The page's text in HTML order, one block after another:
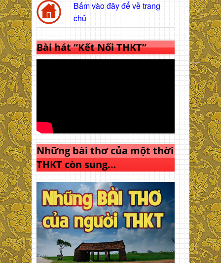
Bấm vào đây để về trang
chủ
Bài hát “Kết Nối THKT”
Những bài thơ của một thời
THKT còn sung…